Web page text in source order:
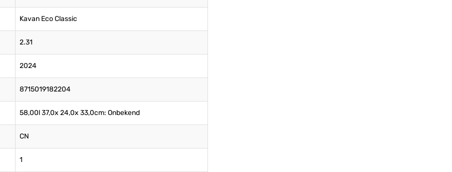
Kavan Eco Classic
2.31
2024
8715019182204
58,00l 37,0x 24,0x 33,0cm: Onbekend
CN
1